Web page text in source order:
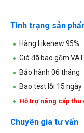
Tình trạng sản
Hàng Likenew 95%
Giá đã bao gồm VAT
Bảo hành 06 tháng
Bao test lỗi 15 ngày
Hỗ trợ nâng cấp thu
Chuyên gia tư vấn